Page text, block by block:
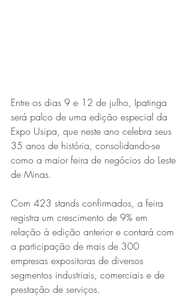
Exposição “O Silêncio das
Coisas” da artista visual Luiza
Drumond
Entre os dias 9 e 12 de julho, Ipatinga
será palco de uma edição especial da
Expo Usipa, que neste ano celebra seus
35 anos de história, consolidando-se
como a maior feira de negócios do Leste
de Minas.
Com 423 stands confirmados, a feira
registra um crescimento de 9% em
relação à edição anterior e contará com
a participação de mais de 300
empresas expositoras de diversos
segmentos industriais, comerciais e de
prestação de serviços.